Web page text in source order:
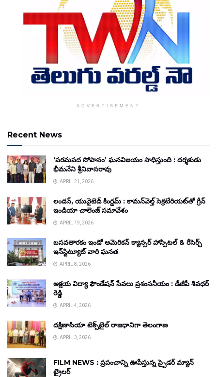
ADVERTISEMENT
Recent News
‘పరమపద సోపానం’ ఘనవిజయం సాధిస్తుంది : దర్శకుడు
భీమనేని శ్రీనివాసరావు
APRIL 21, 2026
లండన్, యునైటెడ్ కింగ్డమ్ : కామన్‌వెల్త్ సెక్రటేరియట్‌తో గ్రీన్
ఇండియా చాలెంజ్ సమావేశం
APRIL 19, 2026
బసవతారకం ఇండో అమెరికన్ క్యాన్సర్ హాస్పిటల్ & రీసెర్చ్
ఇన్‌స్టిట్యూట్ వారి ఘనత
APRIL 8, 2026
అక్షయ విద్యా ఫౌండేషన్ సేవలు ప్రశంసనీయం : డీజీపీ శివధర్
రెడ్డి
APRIL 4, 2026
దక్షిణాసియా టెక్స్‌టైల్ రాజధానిగా తెలంగాణ
APRIL 3, 2026
FILM NEWS : ప్రపంచాన్ని ఊపేస్తున్న స్పైడర్ మ్యాన్
ట్రైలర్